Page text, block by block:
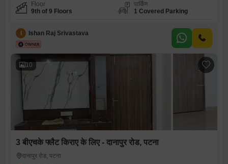
Floor
9th of 9 Floors
पार्किंग
1 Covered Parking
I Ishan Raj Srivastava
10
3 बीएचके फ्लैट किराए के लिए - दानापुर रोड, पटना
दानापुर रोड, पटना